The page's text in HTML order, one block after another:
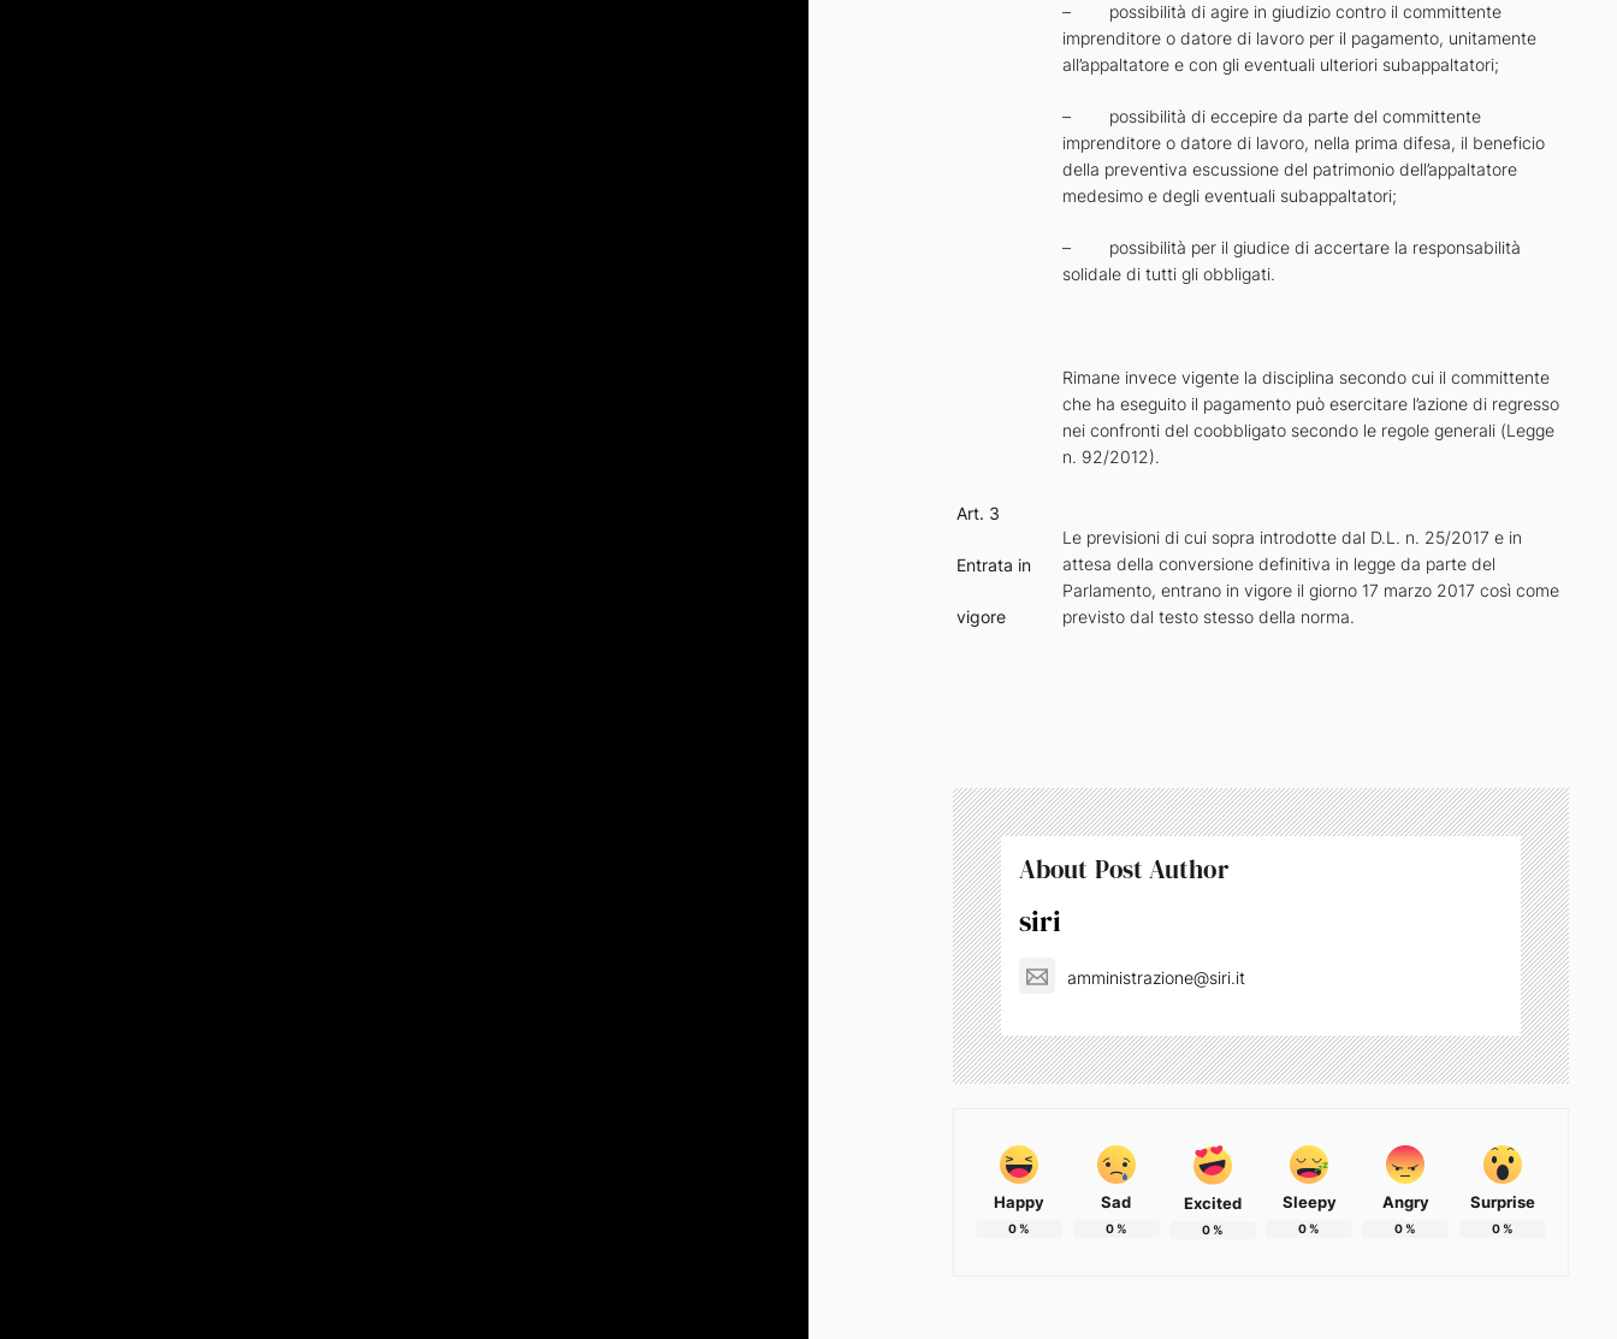
– possibilità di agire in giudizio contro il committente
imprenditore o datore di lavoro per il pagamento, unitamente
all’appaltatore e con gli eventuali ulteriori subappaltatori;
– possibilità di eccepire da parte del committente
imprenditore o datore di lavoro, nella prima difesa, il beneficio
della preventiva escussione del patrimonio dell’appaltatore
medesimo e degli eventuali subappaltatori;
– possibilità per il giudice di accertare la responsabilità
solidale di tutti gli obbligati.
Rimane invece vigente la disciplina secondo cui il committente
che ha eseguito il pagamento può esercitare l’azione di regresso
nei confronti del coobbligato secondo le regole generali (Legge
n. 92/2012).
Art. 3
Entrata in
vigore
Le previsioni di cui sopra introdotte dal D.L. n. 25/2017 e in
attesa della conversione definitiva in legge da parte del
Parlamento, entrano in vigore il giorno 17 marzo 2017 così come
previsto dal testo stesso della norma.
About Post Author
siri
amministrazione@siri.it
Happy
0%
Sad
0%
Excited
0%
Sleepy
0%
Angry
0%
Surprise
0%